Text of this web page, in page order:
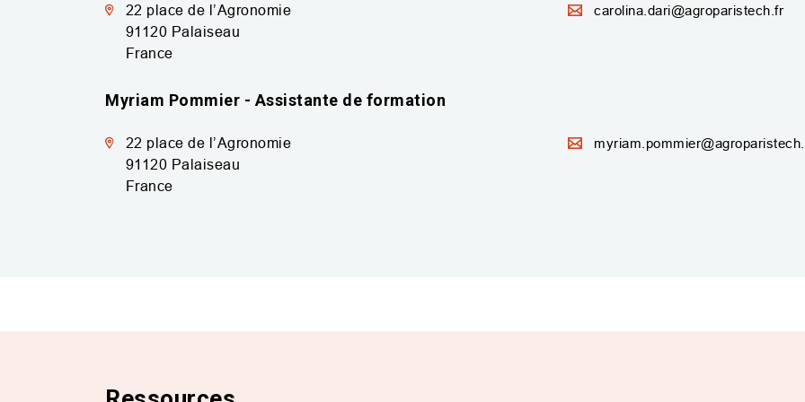
22 place de l’Agronomie
91120 Palaiseau
France
carolina.dari@agroparistech.fr
Myriam Pommier - Assistante de formation
22 place de l’Agronomie
91120 Palaiseau
France